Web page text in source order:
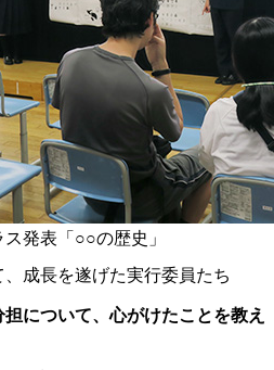
発表「○○の歴史」
成長を遂げた実行委員たち
について、心がけたことを教え